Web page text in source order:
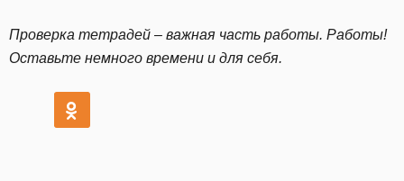
Проверка тетрадей – важная часть работы. Работы!
Оставьте немного времени и для себя.